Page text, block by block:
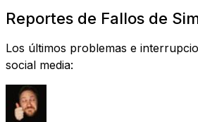
Reportes de Fallos de
Los últimos problemas e
social media: